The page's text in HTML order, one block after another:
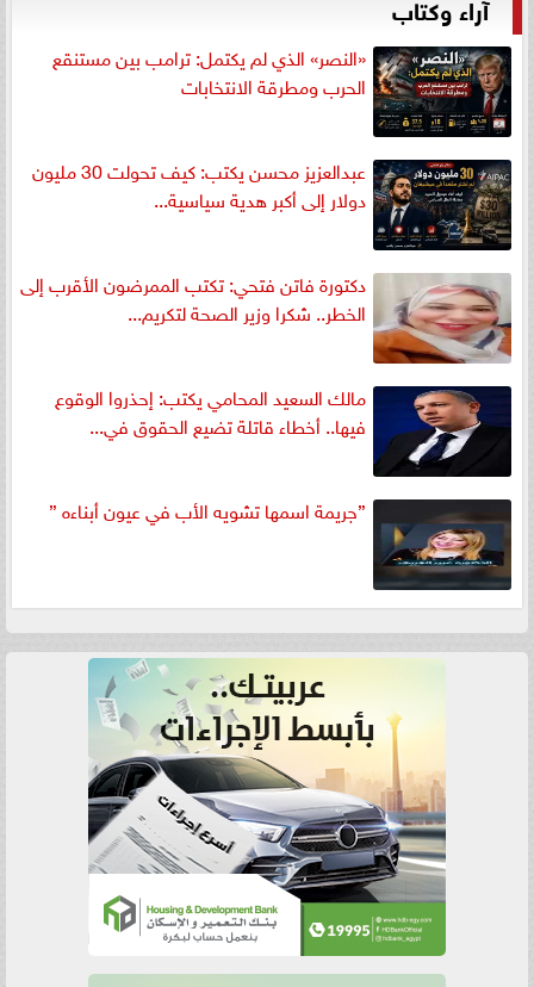
«النصر» الذي لم يكتمل: ترامب بين مستنقع
الحرب ومطرقة الانتخابات
عبدالعزيز محسن يكتب: كيف تحولت 30 مليون
دولار إلى أكبر هدية سياسية...
دكتورة فاتن فتحي: تكتب الممرضون الأقرب إلى
الخطر.. شكرا وزير الصحة لتكريم...
مالك السعيد المحامي يكتب: إحذروا الوقوع
فيها.. أخطاء قاتلة تضيع الحقوق في...
”جريمة اسمها تشويه الأب في عيون أبناءه ”